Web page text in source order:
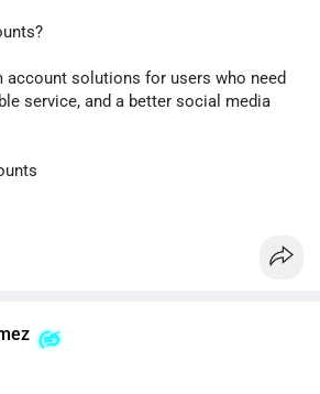
account solutions for users who need
service, and a better social media
Support
549-2683